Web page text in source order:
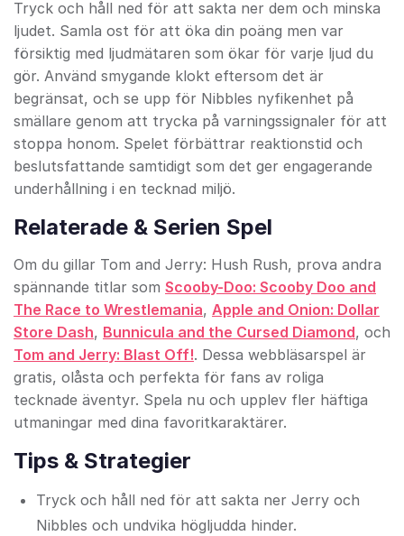
Tryck och håll ned för att sakta ner dem och minska
ljudet. Samla ost för att öka din poäng men var
försiktig med ljudmätaren som ökar för varje ljud du
gör. Använd smygande klokt eftersom det är
begränsat, och se upp för Nibbles nyfikenhet på
smällare genom att trycka på varningssignaler för att
stoppa honom. Spelet förbättrar reaktionstid och
beslutsfattande samtidigt som det ger engagerande
underhållning i en tecknad miljö.
Relaterade & Serien Spel
Om du gillar Tom and Jerry: Hush Rush, prova andra
spännande titlar som Scooby-Doo: Scooby Doo and
The Race to Wrestlemania, Apple and Onion: Dollar
Store Dash, Bunnicula and the Cursed Diamond, och
Tom and Jerry: Blast Off!. Dessa webbläsarspel är
gratis, olåsta och perfekta för fans av roliga
tecknade äventyr. Spela nu och upplev fler häftiga
utmaningar med dina favoritkaraktärer.
Tips & Strategier
Tryck och håll ned för att sakta ner Jerry och
Nibbles och undvika högljudda hinder.